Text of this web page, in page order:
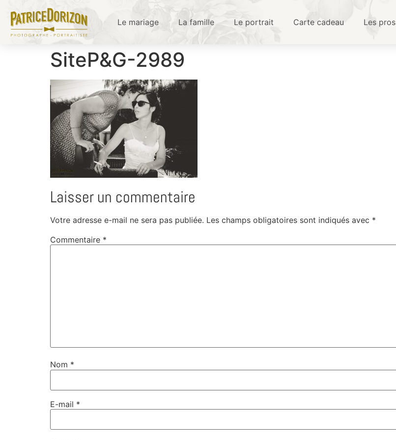
Le mariage La famille Le portrait Carte cadeau Les pros
SiteP&G-2989
Laisser un commentaire
Votre adresse e-mail ne sera pas publiée. Les champs obligatoires sont indiqués avec *
Commentaire *
Nom *
E-mail *